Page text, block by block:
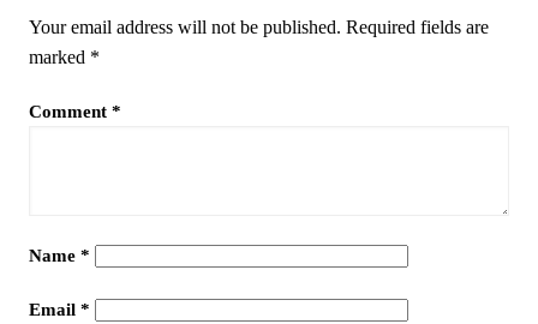
Your email address will not be published. Required fields are
marked *
Comment *
Name *
Email *